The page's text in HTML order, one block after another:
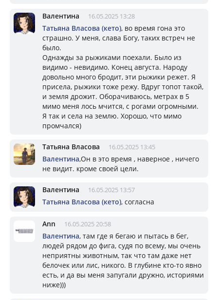
Валентина 16.05.2025 13:28
Татьяна Власова (кето), во время гона это
страшно. У меня, слава Богу, таких встреч не
было.
Однажды за рыжиками поехали. Было из
видимо - невидимо. Конец августа. Народу
довольно много бродит, эти рыжики режет. Я
присела, рыжики тоже режу. Вдруг топот такой,
и земля дрожит. Оборачиваюсь, метрах в 5
мимо меня лось мчится, с рогами огромными.
Я так и села на землю. Хорошо, что мимо
промчался)
Татьяна Власова 16.05.2025 13:45
Валентина,Он в это время , наверное , ничего
не видит. кроме своей цели.
Валентина 16.05.2025 13:57
Татьяна Власова (кето), согласна
Ann 16.05.2025 20:58
Валентина, там где я бегаю и пытась в бег,
людей рядом до фига, судя по всему, мы очень
неприятны животным, так что там даже нет
белочек или лис, никого. В глубине кто-то явно
есть, и да вы меня запугали дружно, историями
ниже)))